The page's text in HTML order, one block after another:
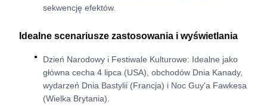
sekwencję efektów.
Idealne scenariusze zastosowania i wyświetlania
Dzień Narodowy i Festiwale Kulturowe: Idealne jako
główna cecha 4 lipca (USA), obchodów Dnia Kanady,
wydarzeń Dnia Bastylii (Francja) i Noc Guy'a Fawkesa
(Wielka Brytania).